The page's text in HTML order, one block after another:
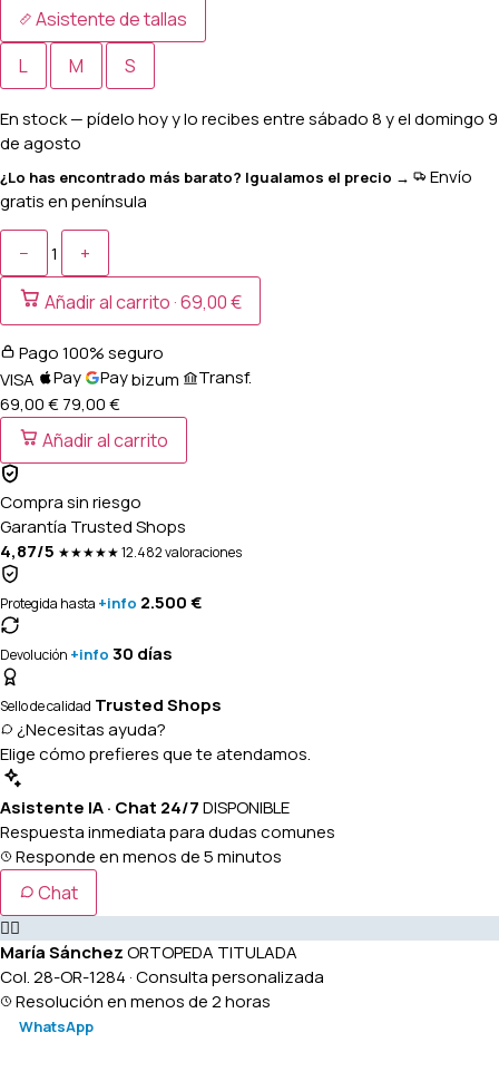
Asistente de tallas
L
M S
En stock— pídelo hoy y lo recibes entresábado 8 y el domingo 9
de agosto
¿Lo has encontrado más barato? Igualamos el precio →
Envío
gratis en península
− 1
+
Añadir al carrito ·69,00 €
Pago 100% seguro
VISA
Pay Paybizum
Transf.
69,00 €79,00€
Añadir al carrito
Compra sin riesgo
Garantía Trusted Shops
4,87/5 ★★★★★12.482 valoraciones
Protegida hasta +info 2.500 €
Devolución +info 30 días
Sello de calidad Trusted Shops
¿Necesitas ayuda?
Elige cómo prefieres que te atendamos.
Asistente IA · Chat 24/7DISPONIBLE
Respuesta inmediata para dudas comunes
Responde en menos de 5 minutos
Chat
👩‍⚕️
María SánchezORTOPEDA TITULADA
Col. 28-OR-1284 · Consulta personalizada
Resolución en menos de 2 horas
WhatsApp